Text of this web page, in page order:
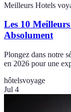
Meilleurs Hotels
Les 10
Absolument
Plongez dans notre
en 2026 pour une
hôtelsvoyage
Jul 4